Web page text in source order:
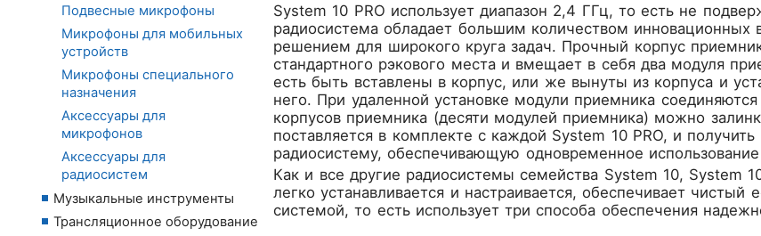
Подвесные микрофоны
Микрофоны для мобильных
устройств
Микрофоны специального
назначения
Аксессуары для
микрофонов
Аксессуары для
радиосистем
Музыкальные инструменты
Трансляционное оборудование
System 10 PRO использует диапазон 2,4 ГГц, то есть не
радиосистема обладает большим количеством
решением для широкого круга задач. Прочный корпус
стандартного рэкового места и вмещает в себя два модуля
есть быть вставлены в корпус, или же вынуты из корпуса и
него. При удаленной установке модули приемника
корпусов приемника (десяти модулей приемника) можно
поставляется в комплекте с каждой System 10 PRO, и
радиосистему, обеспечивающую одновременное
Как и все другие радиосистемы семейства System 10, System
легко устанавливается и настраивается, обеспечивает чистый
системой, то есть использует три способа обеспечения